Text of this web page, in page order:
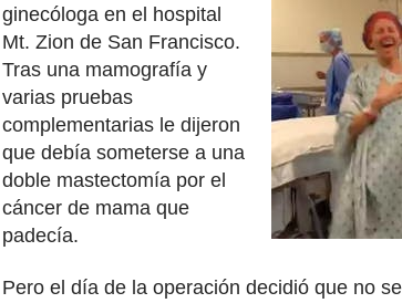
ginecóloga en el hospital
Mt. Zion de San Francisco.
Tras una mamografía y
varias pruebas
complementarias le dijeron
que debía someterse a una
doble mastectomía por el
cáncer de mama que
padecía.
Pero el día de la operación decidió que no